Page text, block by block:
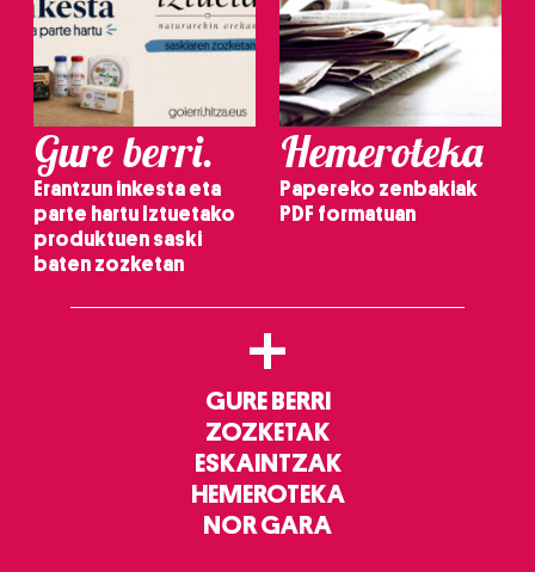
Gure berri.
Erantzun inkesta eta
parte hartu Iztuetako
produktuen saski
baten zozketan
Hemeroteka
Papereko zenbakiak
PDF formatuan
+
GURE BERRI
ZOZKETAK
ESKAINTZAK
HEMEROTEKA
NOR GARA